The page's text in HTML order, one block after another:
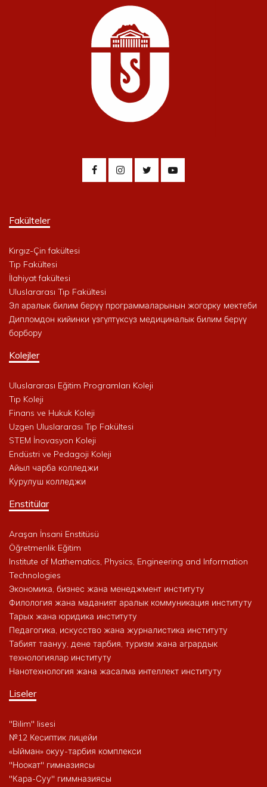
Fakülteler
Kırgız-Çin fakültesi
Tıp Fakültesi
İlahiyat fakültesi
Uluslararası Tıp Fakültesi
Эл аралык билим берүү программаларынын жогорку мектеби
Дипломдон кийинки үзгүлтүксүз медициналык билим берүү
борбору
Kolejler
Uluslararası Eğitim Programları Koleji
Tıp Koleji
Finans ve Hukuk Koleji
Uzgen Uluslararası Tıp Fakültesi
STEM İnovasyon Koleji
Endüstri ve Pedagoji Koleji
Айыл чарба колледжи
Курулуш колледжи
Enstitülar
Araşan İnsani Enstitüsü
Öğretmenlik Eğitim
Institute of Mathematics, Physics, Engineering and Information
Technologies
Экономика, бизнес жана менеджмент институту
Филология жана маданият аралык коммуникация институту
Тарых жана юридика институту
Педагогика, искусство жана журналистика институту
Табият таануу, дене тарбия, туризм жана агрардык
технологиялар институту
Нанотехнология жана жасалма интеллект институту
Liseler
"Bilim" lisesi
№12 Кесиптик лицейи
«Ыйман» окуу-тарбия комплекси
"Ноокат" гимназиясы
"Кара-Суу" гиммназиясы